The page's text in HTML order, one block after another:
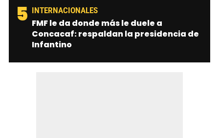
5 INTERNACIONALES
FMF le da donde más le duele a
Concacaf: respaldan la presidencia de
Infantino